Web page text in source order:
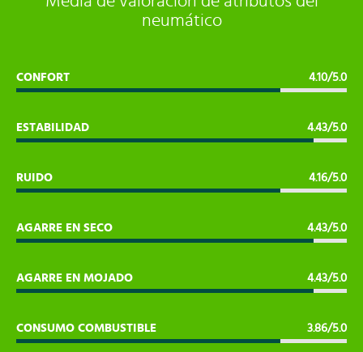
neumático
CONFORT 4.10/5.0
ESTABILIDAD 4.43/5.0
RUIDO 4.16/5.0
AGARRE EN SECO 4.43/5.0
AGARRE EN MOJADO 4.43/5.0
CONSUMO COMBUSTIBLE 3.86/5.0